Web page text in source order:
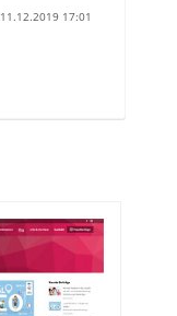
11.12.2019 17:01